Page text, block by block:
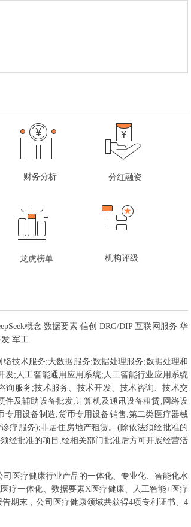
财务分析 分红融资
龙虎榜单 机构评级
概念 数据要素 信创 DRG/DIP 互联网服务 华
军工
技术服务;大数据服务;数据处理服务;数据处理和
;人工智能通用应用系统;人工智能行业应用系统
询服务;技术服务、技术开发、技术咨询、技术交
及辅助设备批发;计算机及通讯设备租赁;网络设
用设备制造;货币专用设备销售;第二类医疗器械
疗服务);非居住房地产租赁。(除依法须经批准的
经批准的项目,经相关部门批准后方可开展经营活
医疗健康行业产品的一体化、专业化、智能化水
疗一体化、数据要素X医疗健康、人工智能+医疗
期末，公司医疗健康领域共获得4项专利证书、4